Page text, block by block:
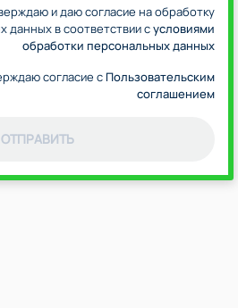
и даю согласие на обработку
данных в соответствии сусловиями
обработки персональных данных
согласие сПользовательским
соглашением
ОТПРАВИТЬ